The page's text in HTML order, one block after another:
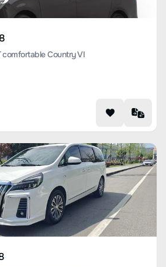
comfortable Country VI